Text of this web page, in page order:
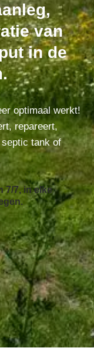
van
in de
optimaal werkt!
repareert,
tank of
7/7, in elke